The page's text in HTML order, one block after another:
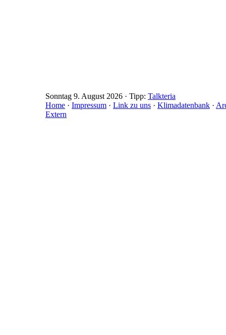
Sonntag 9. August 2026 · Tipp: Talkteria
Home · Impressum · Link zu uns · Klimadatenbank ·
Extern